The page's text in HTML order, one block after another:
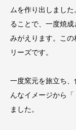
ムを作り出しまし
ることで、一度焼
みがえります。こ
リーズです。
一度窯元を旅立ち
んなイメージから
ました。